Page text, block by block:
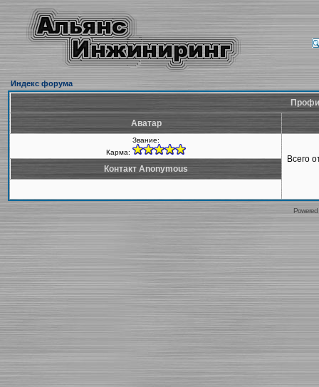
Индекс форума
Аватар
Звание:
Карма:
Всего
Контакт Anonymous